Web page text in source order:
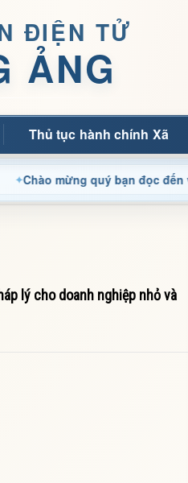
ĐIỆN TỬ
ẢNG
Thủ tục hành chính Xã
quý bạn đọc đến với Trang
lý cho doanh nghiệp nhỏ và